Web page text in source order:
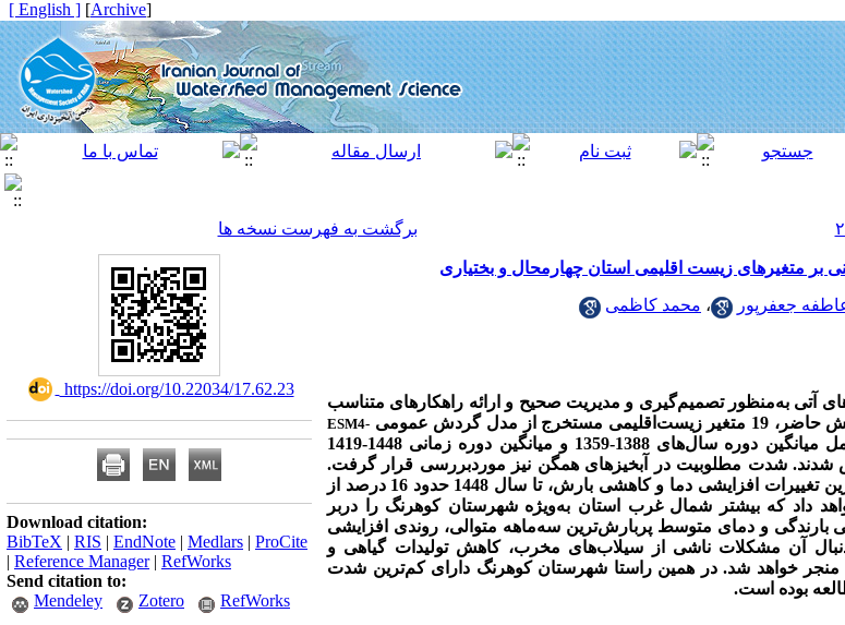
[
Archive
]
[ English ]
برگشت به فهرست نسخه ها
بر متغیرهای زیست اقلیمی استان چهارمحال و بختیاری
جعفرپور ، محمد کاظمی
آتی به‌منظور تصمیم‌گیری و مدیریت صحیح و ارائه راهکارهای متناسب
گردش عمومی
ESM4-
در دو دوره سی‌ساله آماری شامل میانگین دوره سال‌های 1388-1359 و میانگین دوره زمانی 1448-1419
شدند. شدت مطلوبیت در آبخیزهای همگن نیز موردبررسی قرار گرفت.
با بالاترین تغییرات افزایشی دما و کاهشی بارش، تا سال 1448 حدود 16 درصد از
داد که بیشتر شمال غرب استان به‌ویژه شهرستان کوهرنگ را دربر
و دمای متوسط پربارش‌ترین سه‌ماهه متوالی، روندی افزایشی
آن مشکلات ناشی از سیلاب‌های مخرب، کاهش تولیدات گیاهی و
منجر خواهد شد. در همین راستا شهرستان کوهرنگ دارای کم‌ترین شدت
‎ https://doi.org/10.22034/17.62.23
Download citation:
BibTeX | RIS | EndNote | Medlars | ProCite
| Reference Manager| RefWorks
Send citation to:
Mendeley
Zotero RefWorks